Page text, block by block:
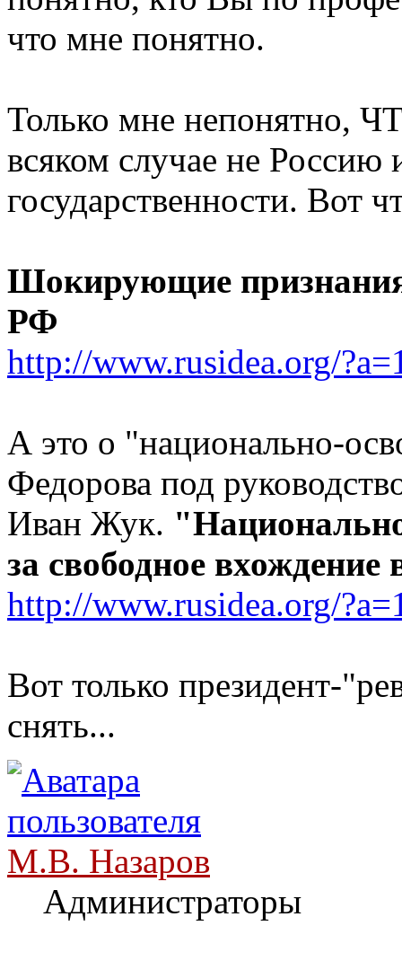
что мне понятно.
Только мне непонятно,
всяком случае не Россию
государственности. Вот
Шокирующие признания
РФ
http://www.rusidea.org/
А это о "национально-
Федорова под
Иван Жук.
за свободное вхождение
http://www.rusidea.org/
Вот только президент-
снять...
М.В. Назаров
Администраторы